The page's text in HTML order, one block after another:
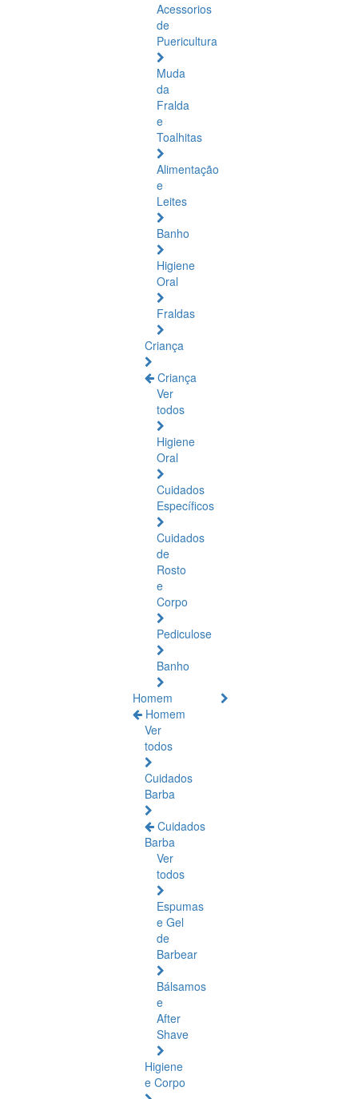
Acessorios
de
Puericultura
Muda
da
Fralda
e
Toalhitas
Alimentação
e
Leites
Banho
Higiene
Oral
Fraldas
Criança
Criança
Ver
todos
Higiene
Oral
Cuidados
Específicos
Cuidados
de
Rosto
e
Corpo
Pediculose
Banho
Homem
Homem
Ver
todos
Cuidados
Barba
Cuidados
Barba
Ver
todos
Espumas
e Gel
de
Barbear
Bálsamos
e
After
Shave
Higiene
e Corpo